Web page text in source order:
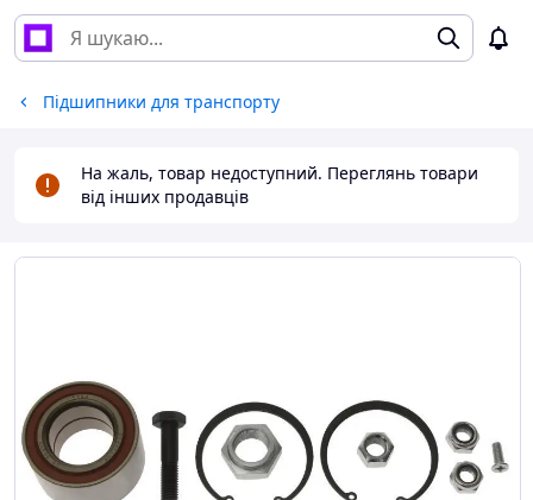
Підшипники для транспорту
На жаль, товар недоступний. Переглянь товари
від інших продавців